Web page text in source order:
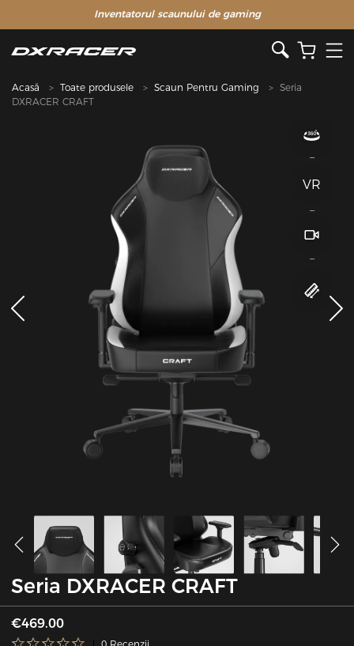
Inventatorul scaunului de gaming
Acasă Toate produsele Scaun Pentru Gaming
Seria
DXRACER CRAFT
VR
Seria DXRACER CRAFT
€469.00